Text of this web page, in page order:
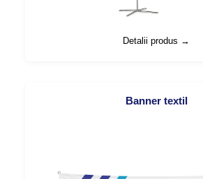
Detalii produs →
Banner textil